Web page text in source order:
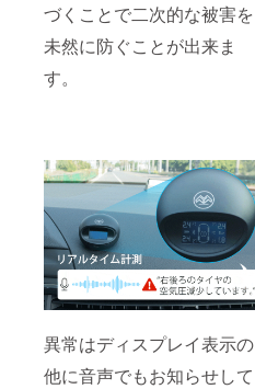
づくことで二次的な被害を
未然に防ぐことが出来ま
す。
異常はディスプレイ表示の
他に音声でもお知らせして